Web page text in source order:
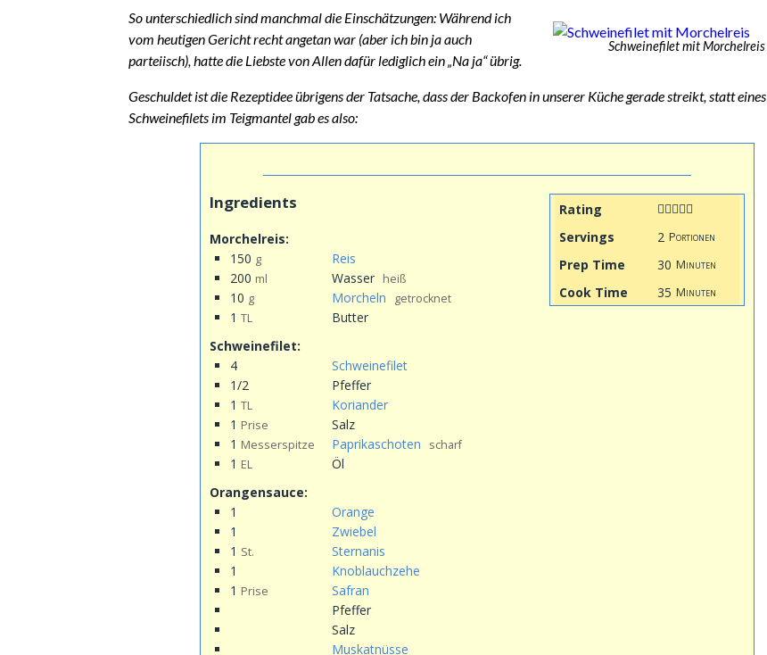
Schweinefilet mit Morchelreis
So unterschiedlich sind manchmal die Einschätzungen: Während ich
vom heutigen Gericht recht angetan war (aber ich bin ja auch
parteiisch), hatte die Liebste von Allen dafür lediglich ein „Na ja“ übrig.
Geschuldet ist die Rezeptidee übrigens der Tatsache, dass der Backofen in unserer Küche gerade streikt, statt eines
Schweinefilets im Teigmantel gab es also:
Ingredients
Morchelreis:
150 g
Reis
200 ml Wasser heiß
10 g Morcheln getrocknet
1 TL
Butter
Schweinefilet:
4
Schweinefilet
1/2
Pfeffer
1 TL
Koriander
1 Prise
Salz
1 Messerspitze Paprikaschoten scharf
1 EL
Öl
Orangensauce:
1
Orange
1
Zwiebel
1 St.
Sternanis
1
Knoblauchzehe
1 Prise
Safran
Pfeffer
Salz
Muskatnüsse
Rating
Servings
2 Portionen
Prep Time 30 Minuten
Cook Time 35 Minuten